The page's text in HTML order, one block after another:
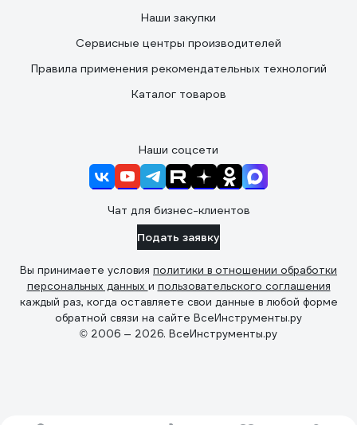
Наши закупки
Сервисные центры производителей
Правила применения рекомендательных технологий
Каталог товаров
Наши соцсети
Чат для бизнес-клиентов
Подать заявку
Вы принимаете условия политики в отношении обработки
персональных данных и пользовательского соглашения
каждый раз, когда оставляете свои данные в любой форме
обратной связи на сайте ВсеИнструменты.ру
© 2006 — 2026. ВсеИнструменты.ру